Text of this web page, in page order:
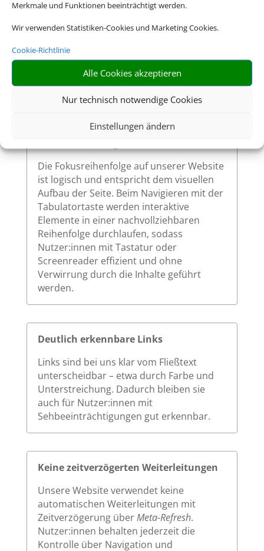
Merkmale und Funktionen beeinträchtigt werden.
Wir verwenden Statistiken-Cookies und Marketing Cookies.
Cookie-Richtlinie
Alle Cookies akzeptieren
Nur technisch notwendige Cookies
Einstellungen ändern
Alle interaktiven Elemente auf unserer
Website – wie Links, Buttons oder
wenn sie per Tastatur ausgewählt werden.
So ermöglichen wir eine vollständige
Bedienung auch ohne Maus.
Sinnvolle Fokusreihenfolge bei
Die Fokusreihenfolge auf unserer Website
ist logisch und entspricht dem visuellen
Aufbau der Seite. Beim Navigieren mit der
Tabulatortaste werden interaktive
Elemente in einer nachvollziehbaren
Reihenfolge durchlaufen, sodass
Nutzer:innen mit Tastatur oder
Screenreader effizient und ohne
Verwirrung durch die Inhalte geführt
werden.
Deutlich erkennbare Links
Links sind bei uns klar vom Fließtext
unterscheidbar – etwa durch Farbe und
Unterstreichung. Dadurch bleiben sie
auch für Nutzer:innen mit
Sehbeeinträchtigungen gut erkennbar.
Keine zeitverzögerten Weiterleitungen
Unsere Website verwendet keine
automatischen Weiterleitungen mit
Zeitverzögerung überMeta-Refresh.
Nutzer:innen behalten jederzeit die
Kontrolle über Navigation und